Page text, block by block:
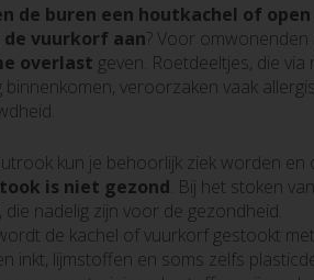
de buren een houtkachel of
de vuurkorf aan? Voor
overlast geven. Roetdeeltjes, die
binnenkomen, veroorzaken vaak
kun je behoorlijk ziek worden en
is niet gezond . Bij het stoken
die nadelig zijn voor de gezondheid.
de kachel of vuurkorf gestookt
inkt, lijmstoffen en soms zelfs